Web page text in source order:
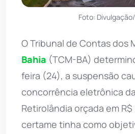
Foto:
O Tribunal de Contas dos
Bahia (TCM-BA)
feira (24), a suspensão
concorrência eletrônica
Retirolândia orçada em R$
certame tinha como